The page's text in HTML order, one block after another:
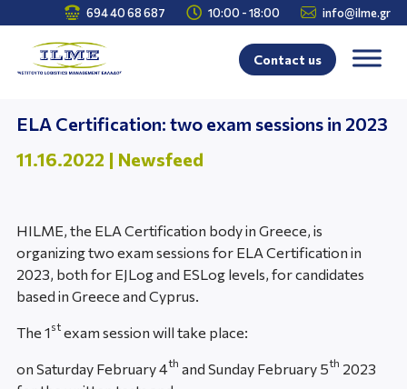
 694 40 68 687  10:00 - 18:00  info@ilme.gr
Contact us
ELA Certification: two exam sessions in 2023
11.16.2022 | Newsfeed
HILME, the ELA Certification body in Greece, is
organizing two exam sessions for ELA Certification in
2023, both for EJLog and ESLog levels, for candidates
based in Greece and Cyprus.
The 1 stexam session will take place:
οn Saturday February 4th and Sunday February 5th 2023